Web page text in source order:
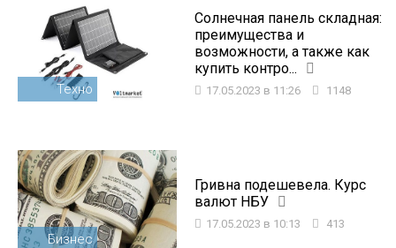
Техно
Солнечная панель складная:
преимущества и
возможности, а также как
купить контро...
17.05.2023 в 11:26 1148
Бизнес
Гривна подешевела. Курс
валют НБУ
17.05.2023 в 10:13 413